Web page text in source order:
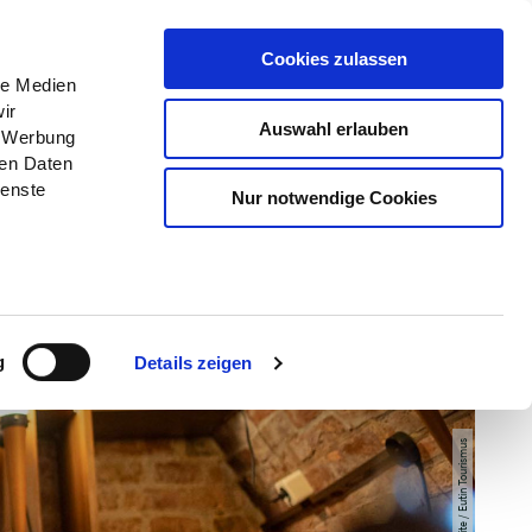
Medien
Daten
Details zeigen
Cookies zulassen
Auswahl erlauben
Nur notwendige Cookies
Erlebnisse Buchen